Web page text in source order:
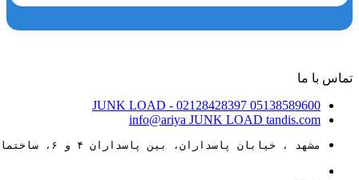
تماس با ما
05138589600
JUNK LOAD - 02128428397
info@ariya JUNK LOAD tandis.com
مشهد ، خیابان پاسداران، بین پاسداران ۴ و ۶، ساختمان ۸۸